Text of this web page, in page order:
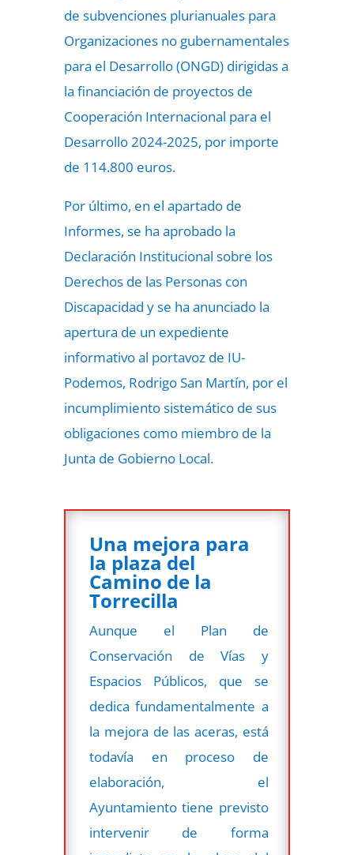
de subvenciones plurianuales para
Organizaciones no gubernamentales
para el Desarrollo (ONGD) dirigidas a
la financiación de proyectos de
Cooperación Internacional para el
Desarrollo 2024-2025, por importe
de 114.800 euros.
Por último, en el apartado de
Informes, se ha aprobado la
Declaración Institucional sobre los
Derechos de las Personas con
Discapacidad y se ha anunciado la
apertura de un expediente
informativo al portavoz de IU-
Podemos, Rodrigo San Martín, por el
incumplimiento sistemático de sus
obligaciones como miembro de la
Junta de Gobierno Local.
Una mejora para
la plaza del
Camino de la
Torrecilla
Aunque el Plan de
Conservación de Vías y
Espacios Públicos, que se
dedica fundamentalmente a
la mejora de las aceras, está
todavía en proceso de
elaboración, el
Ayuntamiento tiene previsto
intervenir de forma